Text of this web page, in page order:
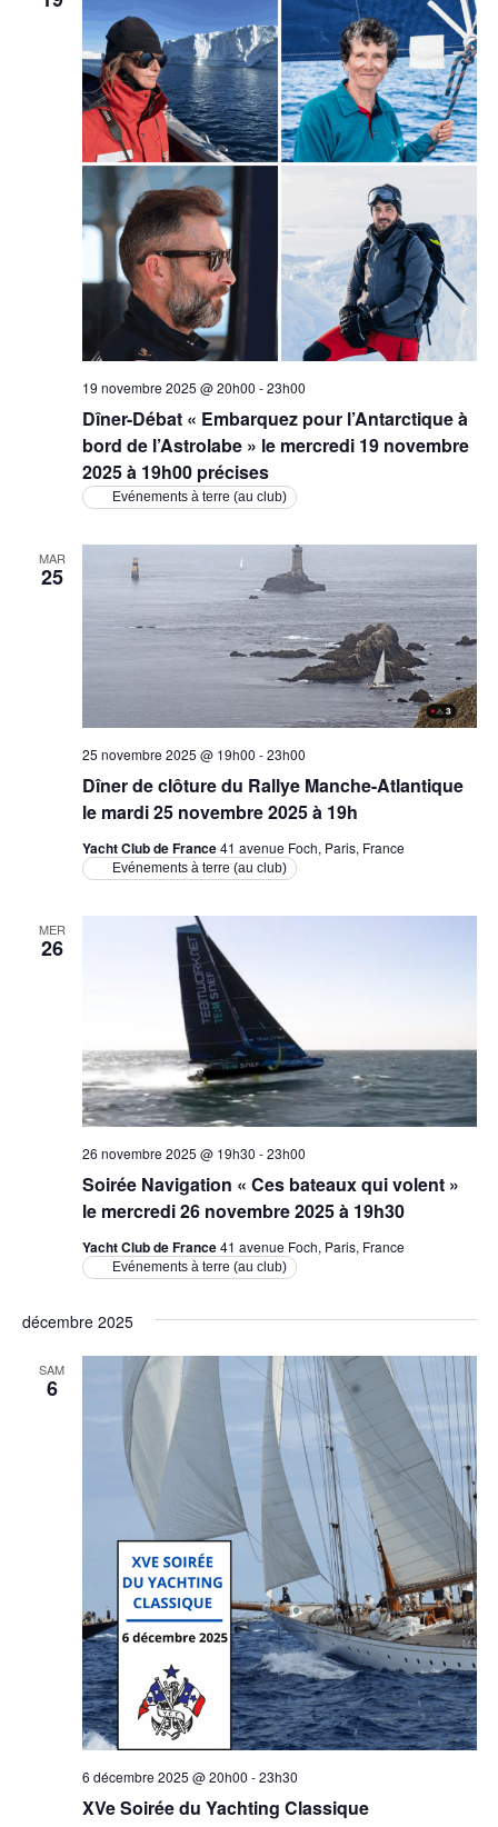
Dîner-Débat « Embarquez pour l’Antarctique à
bord de l’Astrolabe » le mercredi 19 novembre
2025 à 19h00 précises
19 novembre 2025 @ 20h00 -23h00
Evénements à terre (au club)
MAR
25
Dîner de clôture du Rallye Manche-Atlantique
le mardi 25 novembre 2025 à 19h
25 novembre 2025 @ 19h00 -23h00
Yacht Club de France41 avenue Foch, Paris, France
Evénements à terre (au club)
MER
26
Soirée Navigation « Ces bateaux qui volent »
le mercredi 26 novembre 2025 à 19h30
26 novembre 2025 @ 19h30 -23h00
Yacht Club de France41 avenue Foch, Paris, France
Evénements à terre (au club)
décembre 2025
SAM
6
XVe Soirée du Yachting Classique
6 décembre 2025 @ 20h00 -23h30